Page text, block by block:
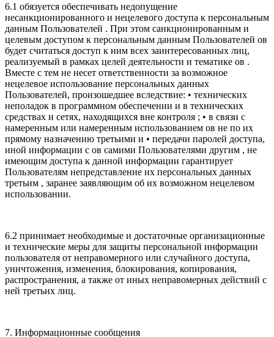
6.1 обязуется обеспечивать недопущение
несанкционированного и нецелевого доступа к персональным
данным Пользователей . При этом санкционированным и
целевым доступом к персональным данным Пользователей ов
будет считаться доступ к ним всех заинтересованных лиц,
реализуемый в рамках целей деятельности и тематике ов .
Вместе с тем не несет ответственности за возможное
нецелевое использование персональных данных
Пользователей, произошедшее вследствие: • технических
неполадок в программном обеспечении и в технических
средствах и сетях, находящихся вне контроля ; • в связи с
намеренным или намеренным использованием ов не по их
прямому назначению третьими и • передачи паролей доступа,
иной информации с ов самими Пользователями другим , не
имеющим доступа к данной информации гарантирует
Пользователям непредставление их персональных данных
третьим , заранее заявляющим об их возможном нецелевом
использовании.
6.2 принимает необходимые и достаточные организационные
и технические меры для защиты персональной информации
пользователя от неправомерного или случайного доступа,
уничтожения, изменения, блокирования, копирования,
распространения, а также от иных неправомерных действий с
ней третьих лиц.
7. Информационные сообщения